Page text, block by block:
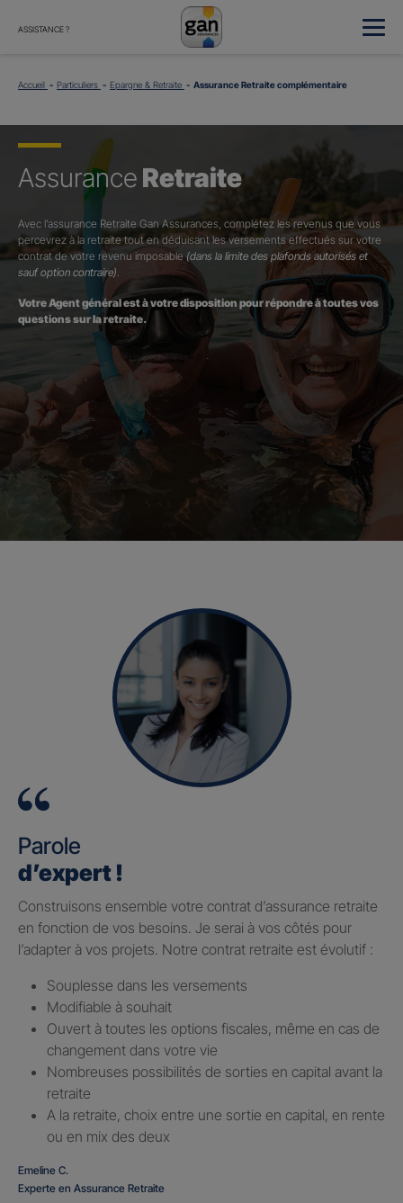
ASSISTANCE ?
Accueil Particuliers Epargne & Retraite Assurance Retraite complémentaire
Assurance Retraite
Avec l’assurance Retraite Gan Assurances, complétez les revenus que vous
percevrez à la retraite tout en déduisant les versements effectués sur votre
contrat de votre revenu imposable (dans la limite des plafonds autorisés et
sauf option contraire).
Votre Agent général est à votre disposition pour répondre à toutes vos
questions sur la retraite.
Parole
d’expert !
Construisons ensemble votre contrat d’assurance retraite
en fonction de vos besoins. Je serai à vos côtés pour
l’adapter à vos projets. Notre contrat retraite est évolutif :
Souplesse dans les versements
Modifiable à souhait
Ouvert à toutes les options fiscales, même en cas de
changement dans votre vie
Nombreuses possibilités de sorties en capital avant la
retraite
A la retraite, choix entre une sortie en capital, en rente
ou en mix des deux
Emeline C.
Experte en Assurance Retraite